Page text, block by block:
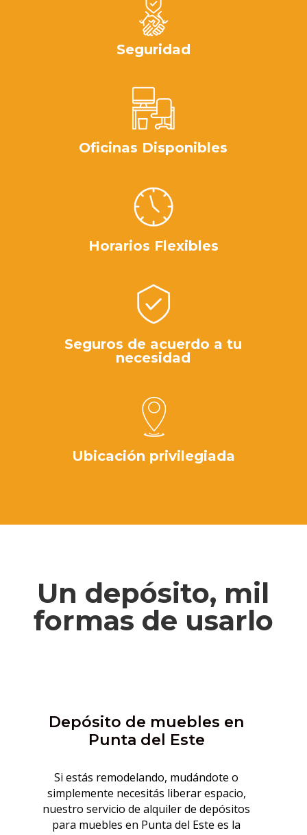
Seguridad
Oficinas Disponibles
Horarios Flexibles
Seguros de acuerdo a tu
necesidad
Ubicación privilegiada
Un depósito, mil
formas de usarlo
Depósito de muebles en
Punta del Este
Si estás remodelando, mudándote o
simplemente necesitás liberar espacio,
nuestro servicio de alquiler de depósitos
para muebles en Punta del Este es la